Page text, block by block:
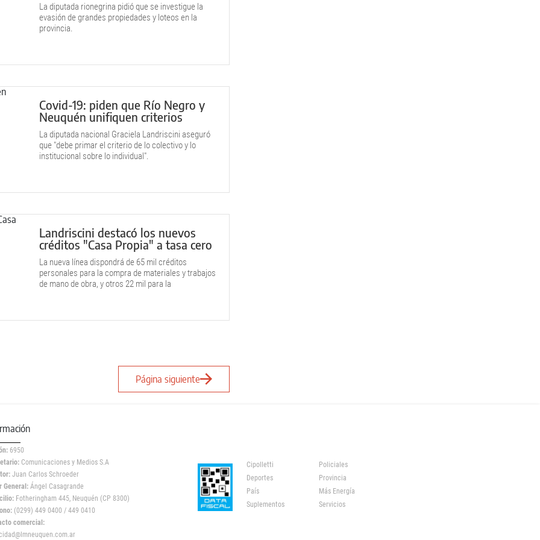
La diputada rionegrina pidió que se investigue la
evasión de grandes propiedades y loteos en la
provincia.
Covid-19: piden que Río Negro y
Neuquén unifiquen criterios
La diputada nacional Graciela Landriscini aseguró
que "debe primar el criterio de lo colectivo y lo
institucional sobre lo individual".
Landriscini destacó los nuevos
créditos "Casa Propia" a tasa cero
La nueva línea dispondrá de 65 mil créditos
personales para la compra de materiales y trabajos
de mano de obra, y otros 22 mil para la
Página siguiente
6950
Comunicaciones y Medios S.A
Juan Carlos Schroeder
General: Ángel Casagrande
Fotheringham 445, Neuquén (CP 8300)
(0299) 449 0400 / 449 0410
comercial:
Cipolletti
Policiales
Deportes
Provincia
País
Más Energía
Suplementos
Servicios